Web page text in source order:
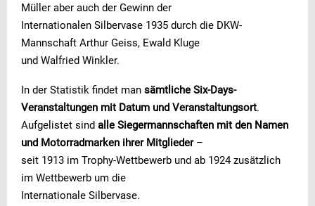
Müller aber auch der Gewinn der
Internationalen Silbervase 1935 durch die DKW-
Mannschaft Arthur Geiss, Ewald Kluge
und Walfried Winkler.
In der Statistik findet man sämtliche Six-Days-
Veranstaltungen mit Datum und Veranstaltungsort.
Aufgelistet sind alle Siegermannschaften mit den Namen
und Motorradmarken ihrer Mitglieder–
seit 1913 im Trophy-Wettbewerb und ab 1924 zusätzlich
im Wettbewerb um die
Internationale Silbervase.